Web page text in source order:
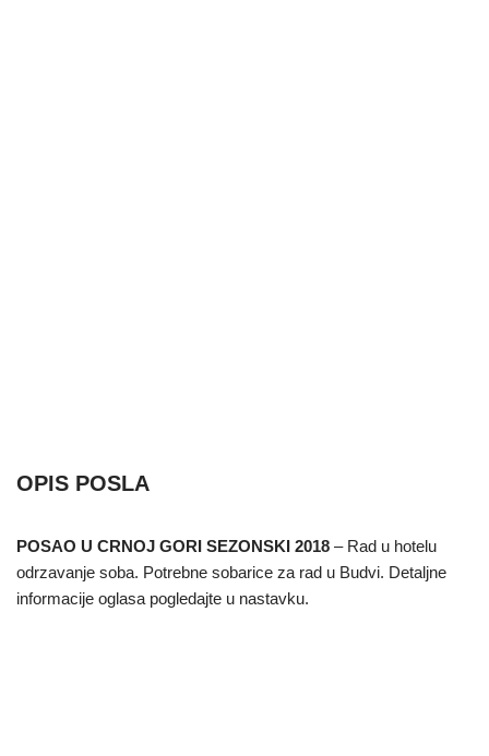
OPIS POSLA
POSAO U CRNOJ GORI SEZONSKI 2018 – Rad u hotelu
odrzavanje soba. Potrebne sobarice za rad u Budvi. Detaljne
informacije oglasa pogledajte u nastavku.